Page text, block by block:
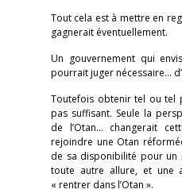
Tout cela est à mettre en
gagnerait éventuellement.
Un gouvernement qui
pourrait juger nécessaire…
Toutefois obtenir tel ou tel
pas suffisant. Seule la
de l’Otan… changerait
rejoindre une Otan
de sa disponibilité pour un
toute autre allure, et une
« rentrer dans l’Otan ».